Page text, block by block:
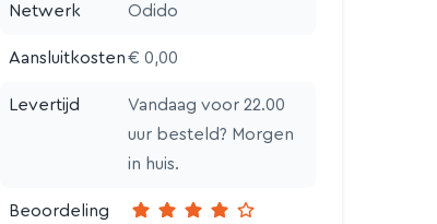
Netwerk Odido
Aansluitkosten € 0,00
Levertijd
Vandaag voor 22.00
uur besteld? Morgen
in huis.
Beoordeling